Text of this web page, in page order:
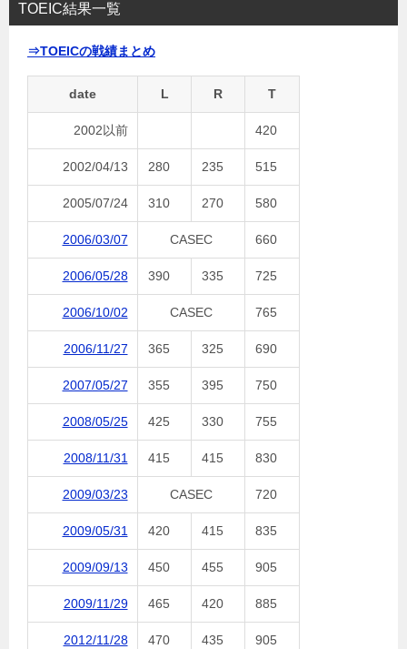
TOEIC結果一覧
⇒TOEICの戦績まとめ
date L R T
2002以前 420
2002/04/13 280 235 515
2005/07/24 310 270 580
2006/03/07 CASEC 660
2006/05/28 390 335 725
2006/10/02 CASEC 765
2006/11/27 365 325 690
2007/05/27 355 395 750
2008/05/25 425 330 755
2008/11/31 415 415 830
2009/03/23 CASEC 720
2009/05/31 420 415 835
2009/09/13 450 455 905
2009/11/29 465 420 885
2012/11/28 470 435 905